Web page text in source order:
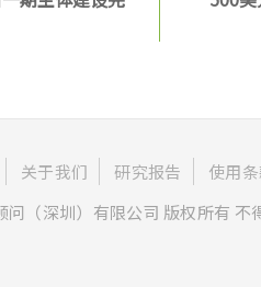
关于我们 研究报告 使用
问（深圳）有限公司 版权所有 不